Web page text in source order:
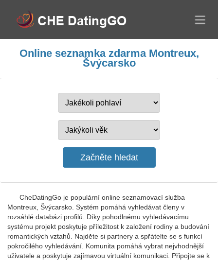
Online seznamka zdarma Montreux,
Švýcarsko
CheDatingGo je populární online seznamovací služba
Montreux, Švýcarsko. Systém pomáhá vyhledávat členy v
rozsáhlé databázi profilů. Díky pohodlnému vyhledávacímu
systému projekt poskytuje příležitost k založení rodiny a budování
romantických vztahů. Najděte si partnery a spřátelte se s funkcí
pokročilého vyhledávání. Komunita pomáhá vybrat nejvhodnější
uživatele a poskytuje zajímavou virtuální komunikaci. Připojte se k